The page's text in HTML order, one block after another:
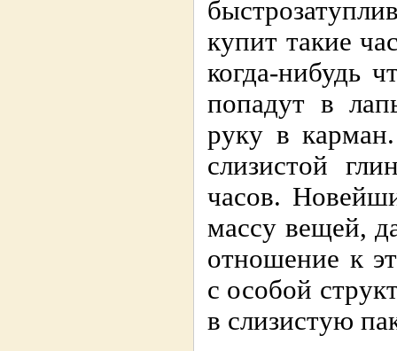
купит такие
когда-нибудь
попадут в
руку в
слизистой
часов.
массу вещей,
отношение к
с особой
в слизистую